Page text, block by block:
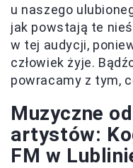
u naszego
jak powstają te
w tej audycji,
człowiek żyje.
powracamy z tym,
Muzyczne
artystów:
FM w